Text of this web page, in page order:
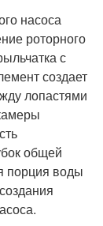
насоса
роторного
с
создает
лопастями
общей
порция воды